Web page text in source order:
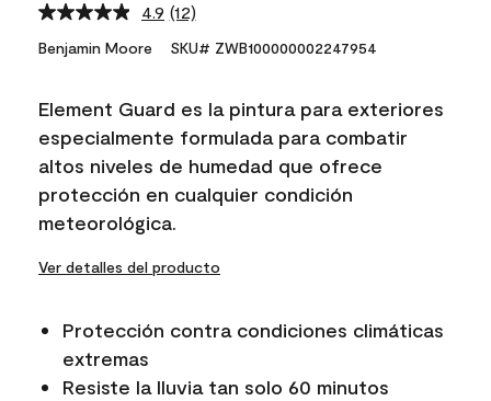
4.9 Read
12
Reviews.
link.
(12)
Benjamin Moore SKU# ZWB100000002247954
Element Guard es la pintura para exteriores
especialmente formulada para combatir
altos niveles de humedad que ofrece
protección en cualquier condición
meteorológica.
Ver detalles del producto
Protección contra condiciones climáticas
extremas
Resiste la lluvia tan solo 60 minutos